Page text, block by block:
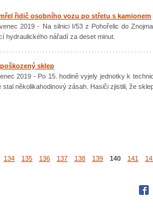
řidič osobního vozu po střetu s kamionem
2019 - Na silnici I/53 z Pohořelic do
hydraulického nářadí za deset minut.
sklep
2019 - Po 15. hodině vyjely jednotky k
stal několikahodinový zásah. Hasiči zjistili, že
134 135 136 137 138 139 140 141